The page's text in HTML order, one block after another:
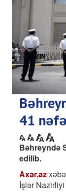
41
Bəhreyndə
edilib.
Axar.az
İşlər Nazirliyi